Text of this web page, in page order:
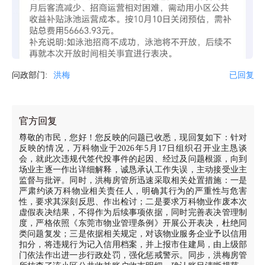
问政部门: 洪梅 已回复
官方回复
尊敬的市民，您好！您反映的问题已收悉，现回复如下：针对
反映的情况，万科物业于2026年5月17日组织召开业主恳谈
会，就此次违规代签代投事件的起因、经过及问题根源，向到
场业主逐一作出详细解释，诚恳承认工作失误，主动接受业主
监督与批评。同时，洪梅房管所迅速采取相关处置措施：一是
严肃约谈万科物业相关责任人，明确其行为的严重性与危害
性，要求其深刻反思、作出检讨；二是要求万科物业作废本次
虚假表决结果，不得作为后续事项依据，同时完善表决管理制
度，严格依照《东莞市物业管理条例》开展公开表决，杜绝同
类问题复发；三是依据相关规定，对该物业服务企业予以信用
扣分，将违规行为记入信用档案，并上报市住建局，由上级部
门依法作出进一步行政处罚，强化惩戒警示。同步，洪梅房管